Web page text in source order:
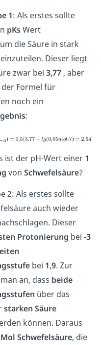
1: Als erstes sollte
pKsWert
die Säure in stark
Dieser liegt
zwar bei 3,77 , aber
Formel für
noch ein
:
ist der pH-Wert einer 1
vonSchwefelsäure?
2: Als erstes sollte
auch wieder
Dieser
Protonierung bei -3
bei 1,9. Zur
an, dass beide
über das
starken Säure
können. Daraus
Schwefelsäure, die